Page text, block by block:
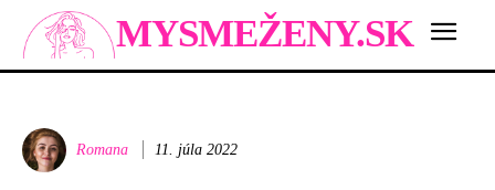
MYSMEŽENY.SK
Romana 11. júla 2022